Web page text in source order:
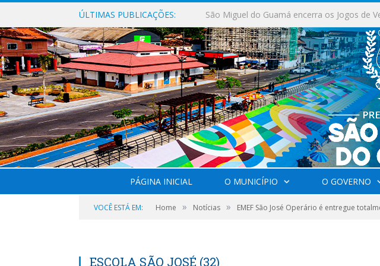
ÚLTIMAS PUBLICAÇÕES:
PÁGINA INICIAL O MUNICÍPIO O GOVERNO
VOCÊ ESTÁ EM: Home » Notícias » EMEF São José Operário é entregue
ESCOLA SÃO JOSÉ (32)